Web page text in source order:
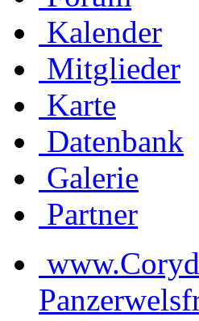
Kalender
Mitglieder
Karte
Datenbank
Galerie
Partner